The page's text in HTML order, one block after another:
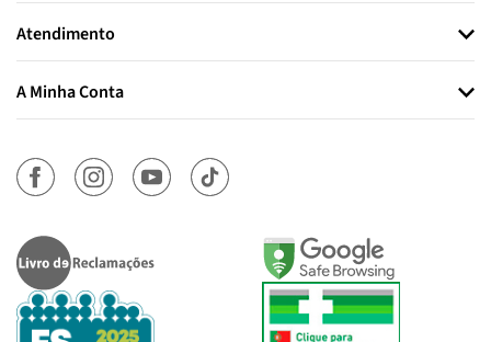
Atendimento
A Minha Conta